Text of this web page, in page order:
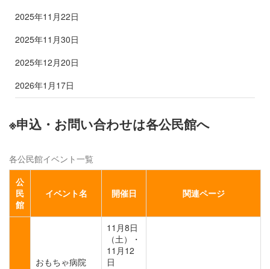
2025年11月22日
2025年11月30日
2025年12月20日
2026年1月17日
※申込・お問い合わせは各公民館へ
各公民館イベント一覧
公
民
館
イベント名 開催日 関連ページ
おもちゃ病院
11月8日
（土）・
11月12
日